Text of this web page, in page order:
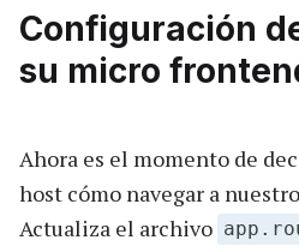
Configuración
su micro
Ahora es el momento de
host cómo navegar a
Actualiza el archivo